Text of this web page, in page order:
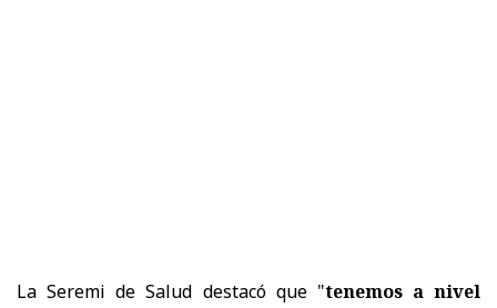
La Seremi de Salud destacó que "tenemos a nivel